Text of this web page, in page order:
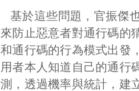
基於這些問題，官振傑
來防止惡意者對通行碼的
和通行碼的行為模式出發
用者本人知道自己的通行
測，透過機率與統計，建